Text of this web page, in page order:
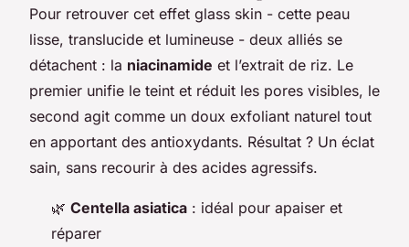
Pour retrouver cet effet glass skin - cette peau
lisse, translucide et lumineuse - deux alliés se
détachent : la niacinamide et l’extrait de riz. Le
premier unifie le teint et réduit les pores visibles, le
second agit comme un doux exfoliant naturel tout
en apportant des antioxydants. Résultat ? Un éclat
sain, sans recourir à des acides agressifs.
🌿 Centella asiatica : idéal pour apaiser et
réparer